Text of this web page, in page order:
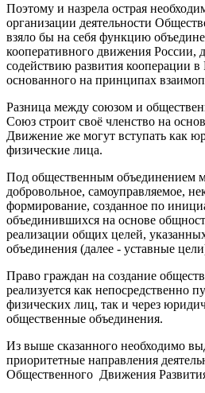
Поэтому и назрела острая
организации деятельности
взяло бы на себя функцию
кооперативного движения России,
содействию развития кооперации
основанного на принципах
Разница между союзом и
Союз строит своё членство на
Движение же могут вступать как
физические лица.
Под общественным объединением
добровольное, самоуправляемое,
формирование, созданное по
объединившихся на основе
реализации общих целей,
объединения (далее - уставные
Право граждан на создание
реализуется как непосредственно
физических лиц, так и через
общественные объединения.
Из выше сказанного необходимо
приоритетные направления
Общественного Движения